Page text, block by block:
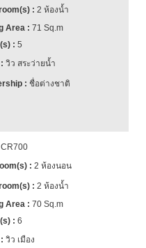
2 ห้องน้ำ
71 Sq.m
5
วิว สระว่ายน้ำ
ชื่อต่างชาติ
CR700
2 ห้องนอน
2 ห้องน้ำ
70 Sq.m
6
วิว เมือง